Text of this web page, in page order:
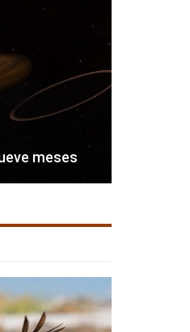
meses